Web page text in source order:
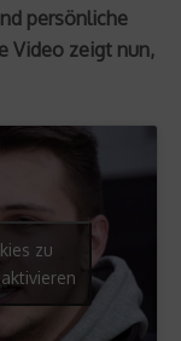
persönliche
Video zeigt nun,
zu